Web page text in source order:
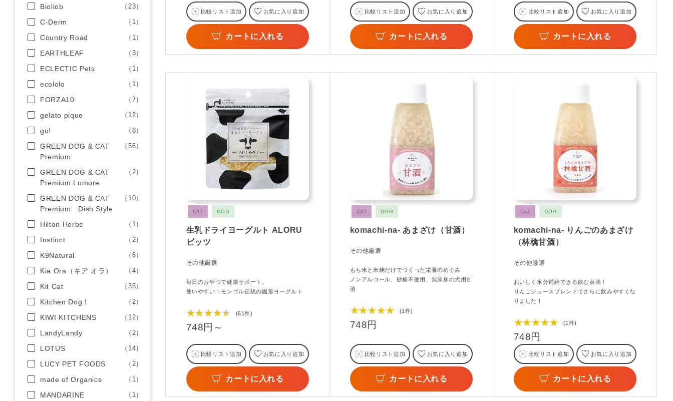
比較リスト追加 お気に入り追加
カートに入れる
比較リスト追加 お気に入り追加
カートに入れる
比較リスト追加 お気に入り追加
カートに入れる
CAT DOG
生乳ドライヨーグルト ALORU
ビッツ
その他厳選
毎日のおやつで健康サポート。
使いやすい！モンゴル伝統の固形ヨーグルト
★★★★★ (61件)
748円～
比較リスト追加 お気に入り追加
カートに入れる
CAT DOG
komachi-na- あまざけ（甘酒）
その他厳選
もち米と米麹だけでつくった栄養のめぐみ
ノンアルコール、砂糖不使用、無添加の犬用甘
酒
★★★★★ (1件)
748円
比較リスト追加 お気に入り追加
カートに入れる
CAT DOG
komachi-na- りんごのあまざけ
（林檎甘酒）
その他厳選
おいしく水分補給できる飲む点滴！
りんごジュースブレンドでさらに飲みやすくな
りました！
★★★★★ (1件)
748円
比較リスト追加 お気に入り追加
カートに入れる
Bioliob （23）
C-Derm （1）
Country Road （1）
EARTHLEAF （3）
ECLECTIC Pets （1）
ecololo （1）
FORZA10 （7）
gelato pique （12）
go! （8）
GREEN DOG & CAT
Premium
（56）
GREEN DOG & CAT
Premium Lumore
（2）
GREEN DOG & CAT
Premium Dish Style
（10）
Hilton Herbs （1）
Instinct （2）
K9Natural （6）
Kia Ora（キア オラ） （4）
Kit Cat （35）
Kitchen Dog！ （2）
KIWI KITCHENS （12）
LandyLandy （2）
LOTUS （14）
LUCY PET FOODS （2）
made of Organics （1）
MANDARINE
（1）